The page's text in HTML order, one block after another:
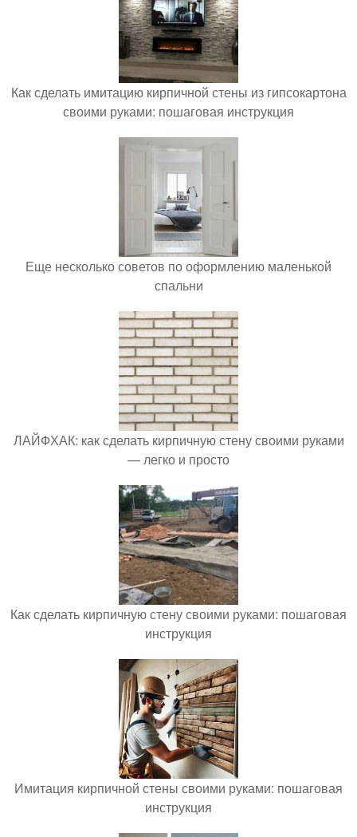
Как сделать имитацию кирпичной стены из гипсокартона
своими руками: пошаговая инструкция
Еще несколько советов по оформлению маленькой
спальни
ЛАЙФХАК: как сделать кирпичную стену своими руками
— легко и просто
Как сделать кирпичную стену своими руками: пошаговая
инструкция
Имитация кирпичной стены своими руками: пошаговая
инструкция